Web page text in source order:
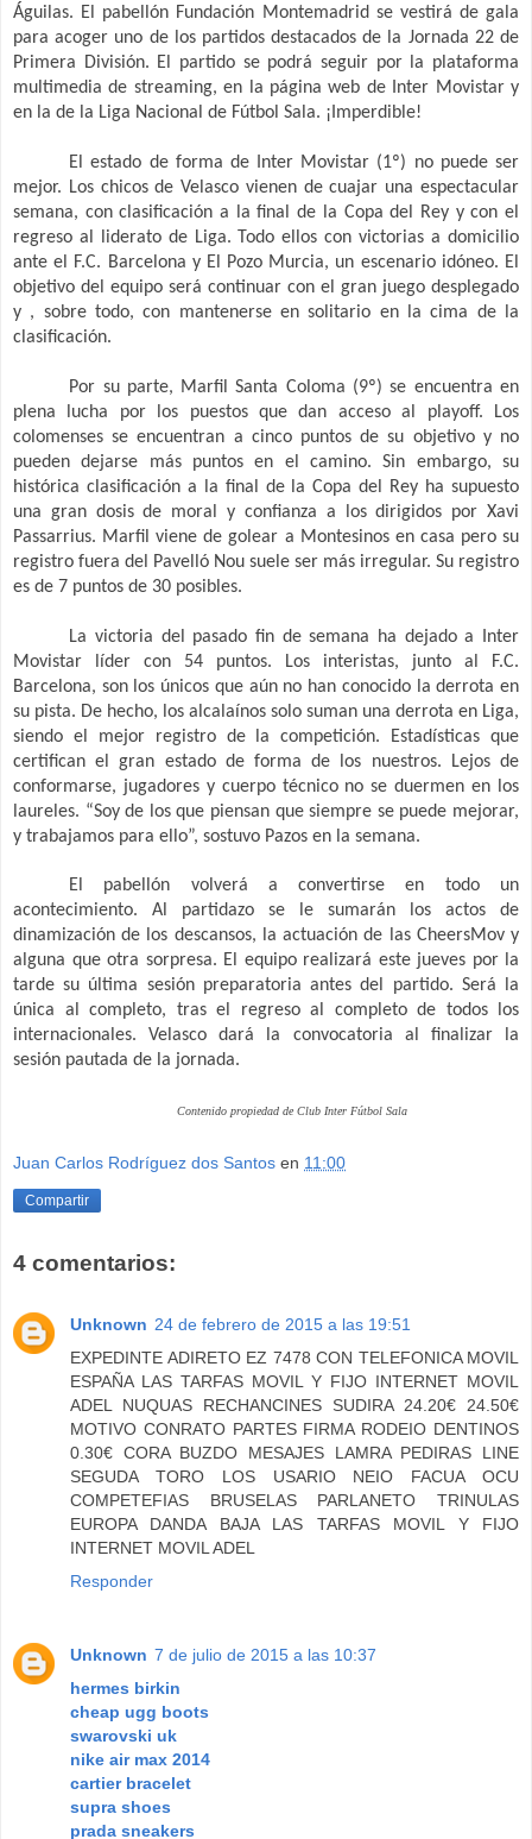
Águilas. El pabellón Fundación Montemadrid se vestirá de gala
para acoger uno de los partidos destacados de la Jornada 22 de
Primera División. El partido se podrá seguir por la plataforma
multimedia de streaming, en la página web de Inter Movistar y
en la de la Liga Nacional de Fútbol Sala. ¡Imperdible!
El estado de forma de Inter Movistar (1º) no puede ser
mejor. Los chicos de Velasco vienen de cuajar una espectacular
semana, con clasificación a la final de la Copa del Rey y con el
regreso al liderato de Liga. Todo ellos con victorias a domicilio
ante el F.C. Barcelona y El Pozo Murcia, un escenario idóneo. El
objetivo del equipo será continuar con el gran juego desplegado
y , sobre todo, con mantenerse en solitario en la cima de la
clasificación.
Por su parte, Marfil Santa Coloma (9º) se encuentra en
plena lucha por los puestos que dan acceso al playoff. Los
colomenses se encuentran a cinco puntos de su objetivo y no
pueden dejarse más puntos en el camino. Sin embargo, su
histórica clasificación a la final de la Copa del Rey ha supuesto
una gran dosis de moral y confianza a los dirigidos por Xavi
Passarrius. Marfil viene de golear a Montesinos en casa pero su
registro fuera del Pavelló Nou suele ser más irregular. Su registro
es de 7 puntos de 30 posibles.
La victoria del pasado fin de semana ha dejado a Inter
Movistar líder con 54 puntos. Los interistas, junto al F.C.
Barcelona, son los únicos que aún no han conocido la derrota en
su pista. De hecho, los alcalaínos solo suman una derrota en Liga,
siendo el mejor registro de la competición. Estadísticas que
certifican el gran estado de forma de los nuestros. Lejos de
conformarse, jugadores y cuerpo técnico no se duermen en los
laureles. “Soy de los que piensan que siempre se puede mejorar,
y trabajamos para ello”, sostuvo Pazos en la semana.
El pabellón volverá a convertirse en todo un
acontecimiento. Al partidazo se le sumarán los actos de
dinamización de los descansos, la actuación de las CheersMov y
alguna que otra sorpresa. El equipo realizará este jueves por la
tarde su última sesión preparatoria antes del partido. Será la
única al completo, tras el regreso al completo de todos los
internacionales. Velasco dará la convocatoria al finalizar la
sesión pautada de la jornada.
Contenido propiedad de Club Inter Fútbol Sala
Juan Carlos Rodríguez dos Santos en 11:00
Compartir
4 comentarios:
Unknown 24 de febrero de 2015 a las 19:51
EXPEDINTE ADIRETO EZ 7478 CON TELEFONICA MOVIL
ESPAÑA LAS TARFAS MOVIL Y FIJO INTERNET MOVIL
ADEL NUQUAS RECHANCINES SUDIRA 24.20€ 24.50€
MOTIVO CONRATO PARTES FIRMA RODEIO DENTINOS
0.30€ CORA BUZDO MESAJES LAMRA PEDIRAS LINE
SEGUDA TORO LOS USARIO NEIO FACUA OCU
COMPETEFIAS BRUSELAS PARLANETO TRINULAS
EUROPA DANDA BAJA LAS TARFAS MOVIL Y FIJO
INTERNET MOVIL ADEL
Responder
Unknown 7 de julio de 2015 a las 10:37
hermes birkin
cheap ugg boots
swarovski uk
nike air max 2014
cartier bracelet
supra shoes
prada sneakers